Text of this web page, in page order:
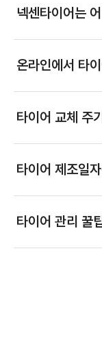
넥센타이어는
온라인에서 타
타이어 교체 주
타이어 제조일
타이어 관리 꿀